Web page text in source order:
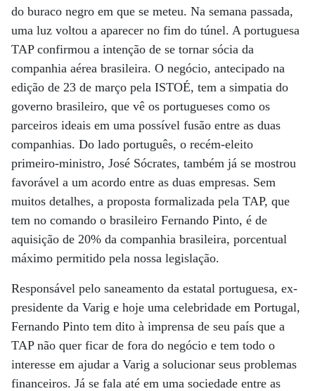
do buraco negro em que se meteu. Na semana passada,
uma luz voltou a aparecer no fim do túnel. A portuguesa
TAP confirmou a intenção de se tornar sócia da
companhia aérea brasileira. O negócio, antecipado na
edição de 23 de março pela ISTOÉ, tem a simpatia do
governo brasileiro, que vê os portugueses como os
parceiros ideais em uma possível fusão entre as duas
companhias. Do lado português, o recém-eleito
primeiro-ministro, José Sócrates, também já se mostrou
favorável a um acordo entre as duas empresas. Sem
muitos detalhes, a proposta formalizada pela TAP, que
tem no comando o brasileiro Fernando Pinto, é de
aquisição de 20% da companhia brasileira, porcentual
máximo permitido pela nossa legislação.
Responsável pelo saneamento da estatal portuguesa, ex-
presidente da Varig e hoje uma celebridade em Portugal,
Fernando Pinto tem dito à imprensa de seu país que a
TAP não quer ficar de fora do negócio e tem todo o
interesse em ajudar a Varig a solucionar seus problemas
financeiros. Já se fala até em uma sociedade entre as